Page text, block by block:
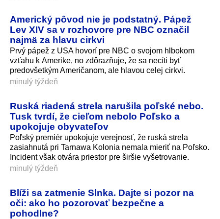
Americký pôvod nie je podstatný. Pápež
Lev XIV sa v rozhovore pre NBC označil
najmä za hlavu cirkvi
Prvý pápež z USA hovorí pre NBC o svojom hlbokom
vzťahu k Amerike, no zdôrazňuje, že sa necíti byť
predovšetkým Američanom, ale hlavou celej cirkvi.
minulý týždeň
Ruská riadená strela narušila poľské nebo.
Tusk tvrdí, že cieľom nebolo Poľsko a
upokojuje obyvateľov
Poľský premiér upokojuje verejnosť, že ruská strela
zasiahnutá pri Tarnawa Kolonia nemala mieriť na Poľsko.
Incident však otvára priestor pre širšie vyšetrovanie.
minulý týždeň
Blíži sa zatmenie Slnka. Dajte si pozor na
oči: ako ho pozorovať bezpečne a
pohodlne?